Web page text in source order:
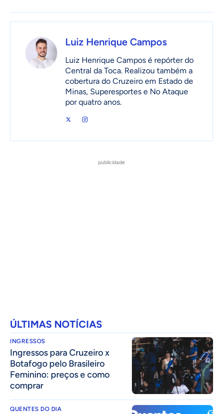
Luiz Henrique Campos
Luiz Henrique Campos é repórter do
Central da Toca. Realizou também a
cobertura do Cruzeiro em Estado de
Minas, Superesportes e No Ataque
por quatro anos.
publicidade
ÚLTIMAS NOTÍCIAS
INGRESSOS
Ingressos para Cruzeiro x
Botafogo pelo Brasileiro
Feminino: preços e como
comprar
QUENTES DO DIA